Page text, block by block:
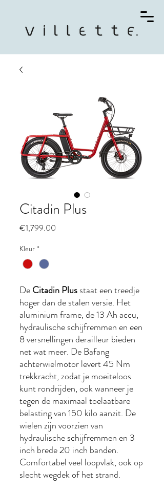
Citadin Plus
€1,799.00
Kleur *
DeCitadin Plusstaat een treedje
hoger dan de stalen versie. Het
aluminium frame, de 13 Ah accu,
hydraulische schijfremmen en een
8 versnellingen derailleur bieden
net wat meer. De Bafang
achterwielmotor levert 45 Nm
trekkracht, zodat je moeiteloos
kunt rondrijden, ook wanneer je
tegen de maximaal toelaatbare
belasting van 150 kilo aanzit. De
wielen zijn voorzien van
hydraulische schijfremmen en 3
inch brede 20 inch banden.
Comfortabel veel loopvlak, ook op
slecht wegdek of het strand.